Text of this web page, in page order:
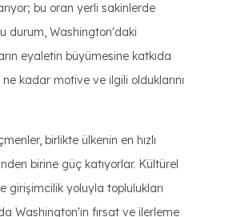
bu oran yerli sakinlerde
durum, Washington'daki
eyaletin büyümesine katkıda
kadar motive ve ilgili olduklarını
birlikte ülkenin en hızlı
birine güç katıyorlar. Kültürel
girişimcilik yoluyla toplulukları
Washington'ın fırsat ve ilerleme